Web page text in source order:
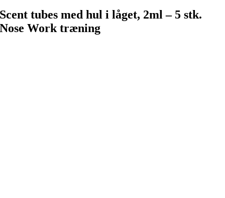
Scent tubes med hul i låget, 2ml – 5 stk.
Nose Work træning